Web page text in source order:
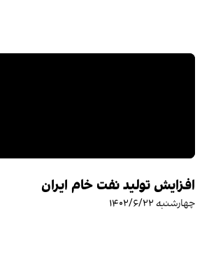
افزایش تولید نفت خام ایران
چهارشنبه ۱۴۰۲/۶/۲۲